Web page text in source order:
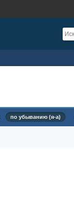
по убыванию (я-а)